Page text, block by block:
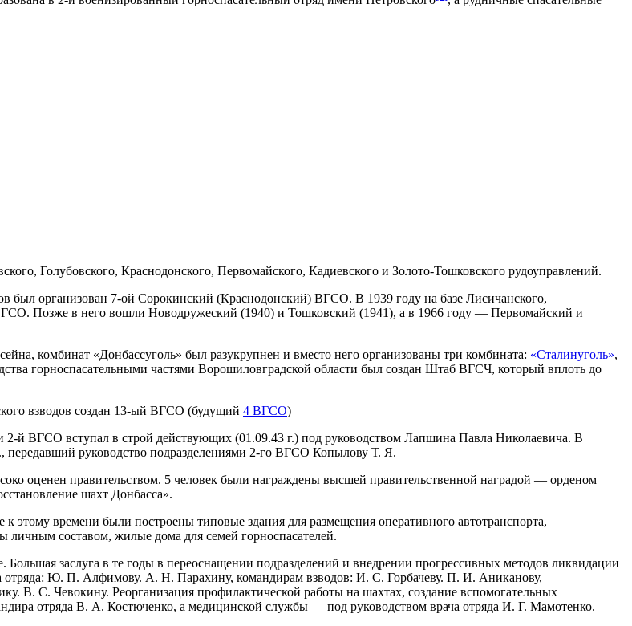
Голубовского, Краснодонского, Первомайского, Кадиевского и Золото-Тошковского рудоуправлений.
был организован 7-ой Сорокинский (Краснодонский) ВГСО. В 1939 году на базе Лисичанского,
Позже в него вошли Новодружеский (1940) и Тошковский (1941), а в 1966 году — Первомайский и
комбинат «Донбассуголь» был разукрупнен и вместо него организованы три комбината: «Сталинуголь»,
горноспасательными частями Ворошиловградской области был создан Штаб ВГСЧ, который вплоть до
взводов создан 13-ый ВГСО (будущий 4 ВГСО)
й ВГСО вступал в строй действующих (01.09.43 г.) под руководством Лапшина Павла Николаевича. В
руководство подразделениями 2-го ВГСО Копылову Т. Я.
оценен правительством. 5 человек были награждены высшей правительственной наградой — орденом
шахт Донбасса».
времени были построены типовые здания для размещения оперативного автотранспорта,
личным составом, жилые дома для семей горноспасателей.
Большая заслуга в те годы в переоснащении подразделений и внедрении прогрессивных методов ликвидации
Ю. П. Алфимову. А. Н. Парахину, командирам взводов: И. С. Горбачеву. П. И. Аниканову,
С. Чевокину. Реорганизация профилактической работы на шахтах, создание вспомогательных
отряда В. А. Костюченко, а медицинской службы — под руководством врача отряда И. Г. Мамотенко.